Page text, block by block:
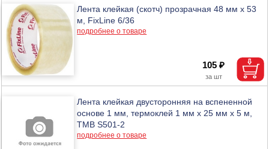
Лента клейкая (скотч) прозрачная 48 мм х 53
м, FixLine 6/36
подробнее о товаре
105 ₽
Лента клейкая двусторонняя на вспененной
основе 1 мм, термоклей 1 мм х 25 мм х 5 м,
ТМВ S501-2
подробнее о товаре